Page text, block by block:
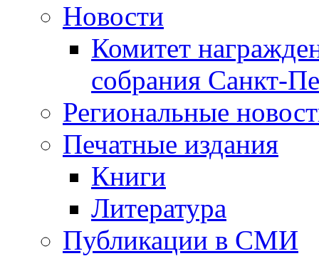
Новости
Комитет
собрания Санкт-
Региональные
Печатные издания
Книги
Литература
Публикации в СМИ